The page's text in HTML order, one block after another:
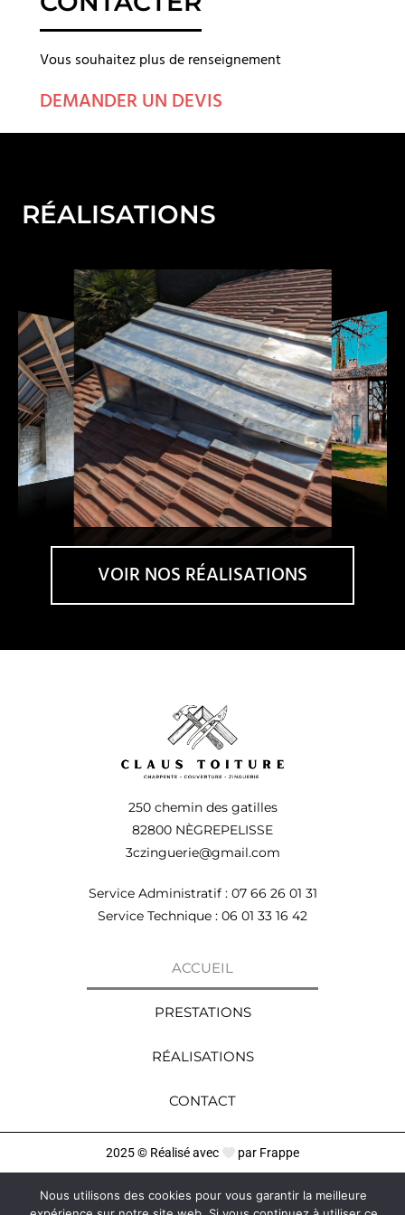
Vous souhaitez plus de renseignement
DEMANDER UN DEVIS
RÉALISATIONS
VOIR NOS RÉALISATIONS
250 chemin des gatilles
82800 NÈGREPELISSE
3czinguerie@gmail.com
Service Administratif : 07 66 26 01 31
Service Technique : 06 01 33 16 42
ACCUEIL
PRESTATIONS
RÉALISATIONS
CONTACT
2025 © Réalisé avec par Frappe
Mentions légales
Nous utilisons des cookies pour vous garantir la meilleure